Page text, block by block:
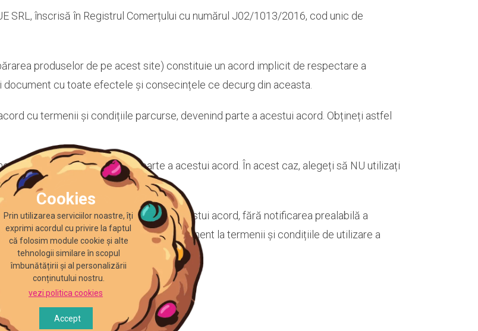
SRL, înscrisă în Registrul Comerțului cu numărul J02/1013/2016, cod unic de
produselor de pe acest site) constituie un acord implicit de respectare a
cu toate efectele și consecințele ce decurg din aceasta.
cu termenii și condițiile parcurse, devenind parte a acestui acord. Obțineți astfel
refuzați să deveniți parte a acestui acord. În acest caz, alegeți să NU utilizați
modifica în orice moment conținutul acestui acord, fără notificarea prealabilă a
Utilizatorii vor avea acces permanent la termenii și condițiile de utilizare a
Cookies
Prin utilizarea serviciilor noastre, îți
exprimi acordul cu privire la faptul
că folosim module cookie și alte
tehnologii similare în scopul
îmbunătățirii și al personalizării
conținutului nostru.
vezi politica cookies
Accept